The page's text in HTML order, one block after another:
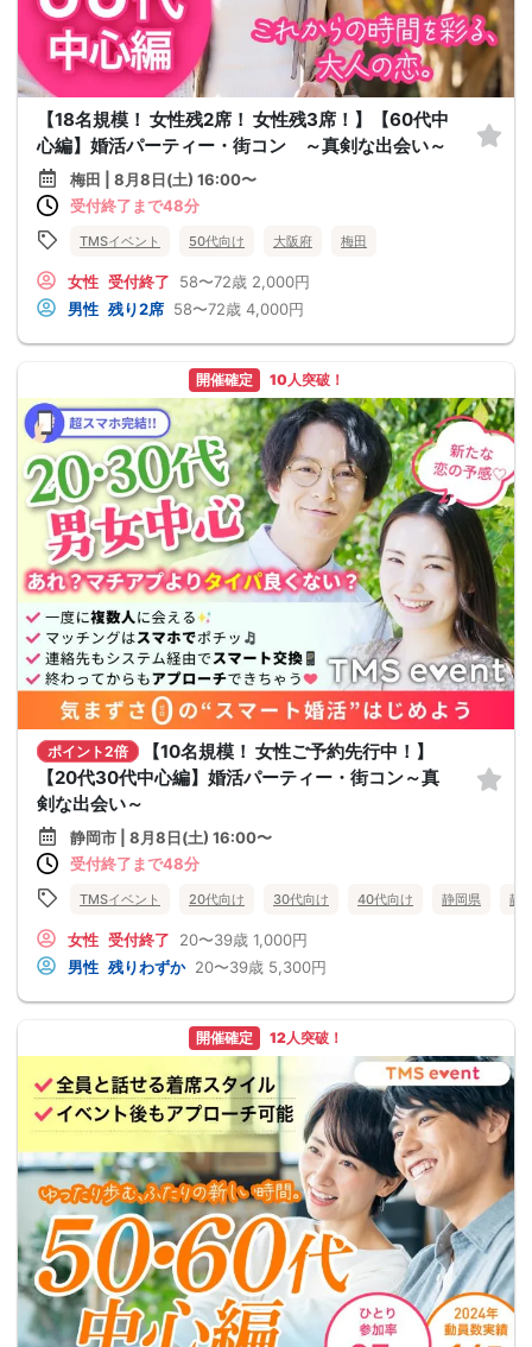
【18名規模！ 女性残2席！ 女性残3席！】【60代中
心編】婚活パーティー・街コン ～真剣な出会い～
梅田 | 8月8日(土) 16:00〜
受付終了まで48分
TMSイベント 50代向け 大阪府 梅田
女性 受付終了 58〜72歳 2,000円
男性 残り2席 58〜72歳 4,000円
開催確定 10人突破！
ポイント2倍
【10名規模！ 女性ご予約先行中！】
【20代30代中心編】婚活パーティー・街コン～真
剣な出会い～
静岡市 | 8月8日(土) 16:00〜
受付終了まで48分
TMSイベント 20代向け 30代向け 40代向け 静岡県 静
女性 受付終了 20〜39歳 1,000円
男性 残りわずか 20〜39歳 5,300円
開催確定 12人突破！